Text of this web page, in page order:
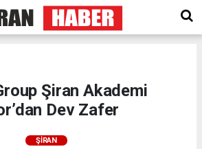
Şiran Akademi
Dev Zafer
ŞİRAN